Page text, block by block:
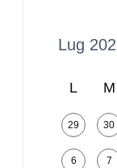
L M
29 30
6 7